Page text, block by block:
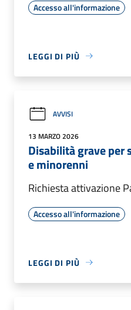
Accesso all'informazione
LEGGI DI PIÙ
AVVISI
13 MARZO 2026
Disabilità grave
e minorenni
Richiesta attivazione
Accesso all'informazione
LEGGI DI PIÙ